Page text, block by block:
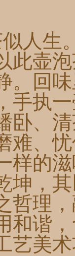
人生
此壶
。回
手执
卧、
难、
样的
坤，
哲理
和谐
艺美